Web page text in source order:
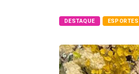
DESTAQUE ESPORTES